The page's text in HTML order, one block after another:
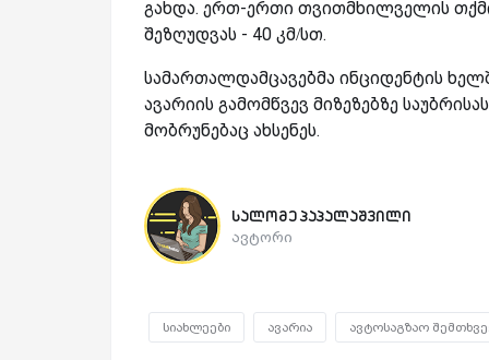
გახდა. ერთ-ერთი თვითმხილველის
შეზღუდვას - 40 კმ/სთ.
სამართალდამცავებმა ინციდენტის
ავარიის გამომწვევ მიზეზებზე
მობრუნებაც ახსენეს.
სალომე პაპალაშვილი
ავტორი
სიახლეები ავარია ავტოსაგზაო